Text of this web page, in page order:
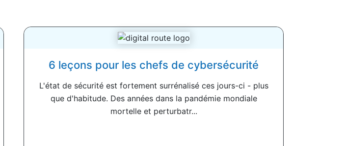
6 leçons pour les chefs de cybersécurité
L'état de sécurité est fortement surrénalisé ces jours-ci - plus
que d'habitude. Des années dans la pandémie mondiale
mortelle et perturbatr...